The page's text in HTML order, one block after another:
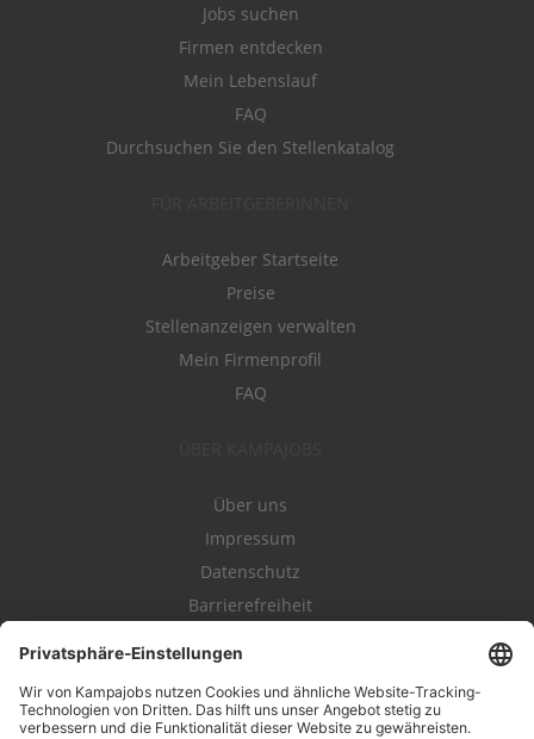
Jobs suchen
Firmen entdecken
Mein Lebenslauf
FAQ
Durchsuchen Sie den Stellenkatalog
Arbeitgeber Startseite
Preise
Stellenanzeigen verwalten
Mein Firmenprofil
FAQ
Über uns
Impressum
Datenschutz
Barrierefreiheit
Kampahire